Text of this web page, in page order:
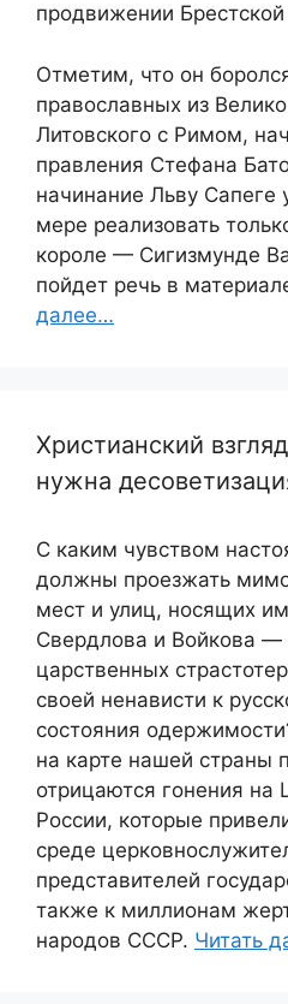
продвижении Брестской
Отметим, что он
православных из
Литовского с Римом,
правления Стефана
начинание Льву Сапеге
мере реализовать
короле — Сигизмунде
пойдет речь в
далее…
Христианский
нужна
С каким чувством
должны проезжать
мест и улиц, носящих
Свердлова и Войкова —
царственных
своей ненависти к
состояния
на карте нашей страны
отрицаются гонения на
России, которые
среде
представителей
также к миллионам
народов СССР. Читать